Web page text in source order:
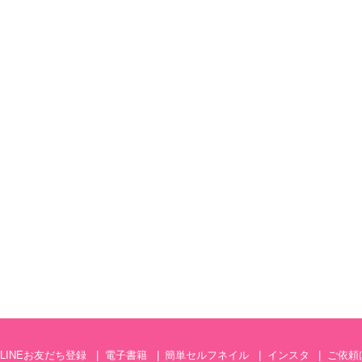
LINEお友だち登録 電子書籍 簡単セルフネイル インスタ ご依頼